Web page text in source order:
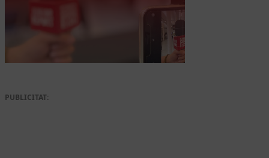
PUBLICITAT: